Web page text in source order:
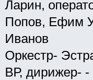
Ларин,
Попов, Ефим
Иванов
Оркестр-
ВР, дирижер-